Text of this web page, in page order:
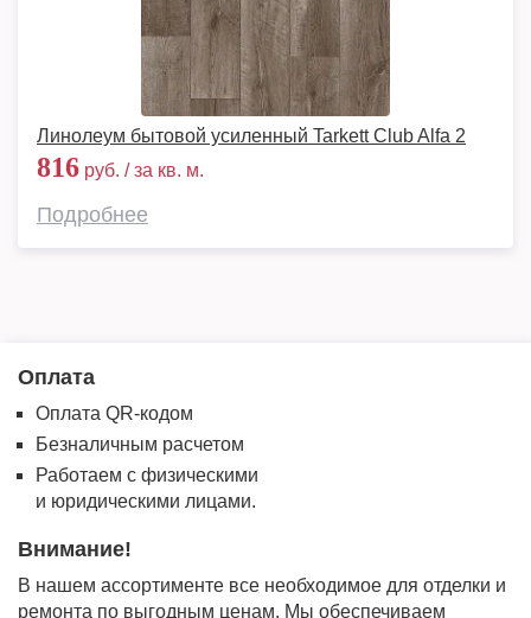
Линолеум бытовой усиленный Tarkett Club Alfa 2
816 руб. / за кв. м.
Подробнее
Оплата
Оплата QR-кодом
Безналичным расчетом
Работаем с физическими
и юридическими лицами.
Внимание!
В нашем ассортименте все необходимое для отделки и
ремонта по выгодным ценам. Мы обеспечиваем